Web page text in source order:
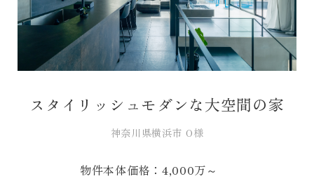
スタイリッシュモダンな大空間の家
神奈川県横浜市 O様
物件本体価格：4,000万～